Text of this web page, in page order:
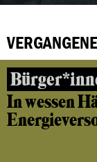
In wessen